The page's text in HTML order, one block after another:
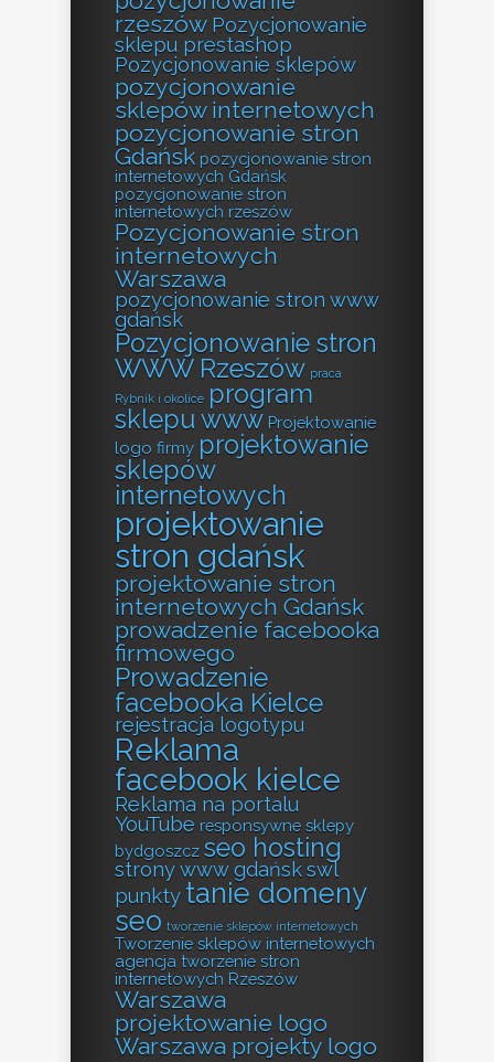
rzeszów Pozycjonowanie
sklepu prestashop
Pozycjonowanie sklepów
pozycjonowanie
sklepów internetowych
pozycjonowanie stron
Gdańsk pozycjonowanie stron
internetowych Gdańsk
pozycjonowanie stron
internetowych rzeszów
Pozycjonowanie stron
internetowych
Warszawa
pozycjonowanie stron www
gdańsk
Pozycjonowanie stron
WWW Rzeszów praca
Rybnik i okolice program
sklepu www Projektowanie
logo firmy projektowanie
sklepów
internetowych
projektowanie
stron gdańsk
projektowanie stron
internetowych Gdańsk
prowadzenie facebooka
firmowego
Prowadzenie
facebooka Kielce
rejestracja logotypu
Reklama
facebook kielce
Reklama na portalu
YouTube responsywne sklepy
bydgoszcz seo hosting
strony www gdańskswl
punkty tanie domeny
seo tworzenie sklepów internetowych
Tworzenie sklepów internetowych
agencja tworzenie stron
internetowych Rzeszów
Warszawa
projektowanie logo
Warszawa projekty logo